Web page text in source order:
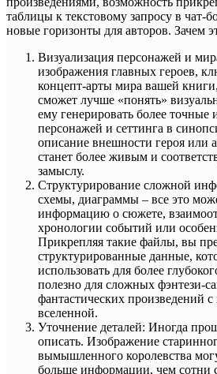
таблицы к текстовому запросу в чат-
новые горизонты для авторов. Зачем
Визуализация персонажей и
изображения главных героев,
концепт-арты мира вашей
сможет лучше «понять»
ему генерировать более точные
персонажей и сеттинга в
описание внешности героя или
станет более живым и
замыслу.
Структурирование сложной
схемы, диаграммы – все это
информацию о сюжете,
хронологии событий или
Прикрепляя такие файлы, вы
структурированные данные,
использовать для более
полезно для сложных фэнтези-
фантастических произведений
вселенной.
Уточнение деталей: Иногда
описать. Изображение
вымышленного королевства
больше информации, чем сотни